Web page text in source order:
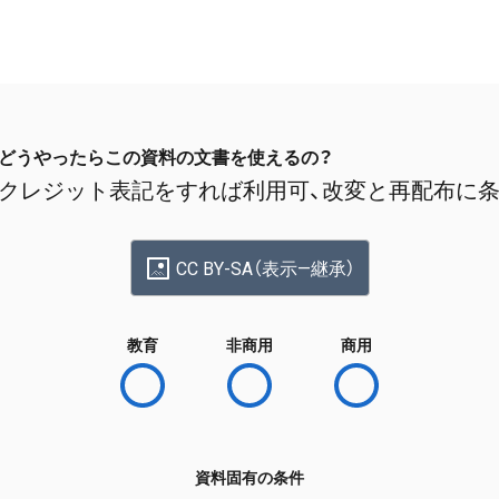
どうやったらこの資料の文書を使えるの？
クレジット表記をすれば利用可、改変と再配布に
CC BY-SA（表示—継承）
教育 非商用 商用
資料固有の条件